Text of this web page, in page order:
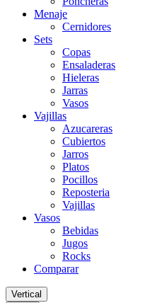
Menaje
Cernidores
Sets
Copas
Ensaladeras
Hieleras
Jarras
Vasos
Vajillas
Azucareras
Cubiertos
Jarros
Platos
Pocillos
Reposteria
Vajillas
Vasos
Bebidas
Jugos
Rocks
Comparar
Vertical